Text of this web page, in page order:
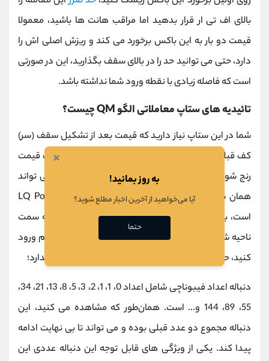
بالای اف تی ار قرار بدهید اما مراقب هانت ها باشید، معمولا
قیمت دو بار به این باکس برخورد می کند و ریزش اصلی اش را
دارد، حتی می توانید حد را در بالای سقف بگذارید، این در صورتی
است که فاصله زیادی با نقطه ورود شما نداشته باشد.
تائیدیه های ستاپ معاملاتی الگوQMچیست؟
شما در این ستاپ نیاز دارید که قیمت بعد از تشکیل سقف (سر)
کف قبلی خودش را بزند، در صورتی که بعد از زدن آن کف قیمت
رنج شود برای شما خبری خوش آیند است، چرا که این می تواند
همان شدوهای کنار هم باشد، پایین این محدوده
LQ Pool
است، به معنای
استخر نقدینگی، حال زمانی که قیمت به سمت
ناحیه شما آمد می توانید با حد سود زیر کف های کنار هم ورود
کنید، حتی برای تارگت ها نیز استفاده از
ضرری ندارد؛
دنباله اعداد فیبوناچی شامل اعداد 0، 1، 1، 2، 3، 5، 8، 13، 21، 34،
55، 89، 144 و... است. همان‌طور که مشاهده می‌ کنید، این
دنباله مجموع دو عدد قبلی بوده و می‌ تواند تا بی‌ نهایت ادامه
پیدا کند. یکی از ویژگی‌ های قابل توجه این دنباله عددی این
×
به روز بمانید!
آیا می‌خواهید از آخرین اخبار مطلع شوید؟
حتما